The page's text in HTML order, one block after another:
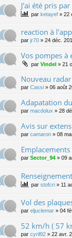
J'ai été pris
par ketayef » 22
reaction à
par jr70 » 24 déc.
Vos pompes à
par Vindel » 21
Nouveau
par Cassi » 06 août
Adapatation
par macdolux » 28
Avis sur
par camaron » 08
par Sector_94 » 09
par stofcri » 11
Vol des
par eljuclemar » 04
52 km/h ( 57
par cyril92 » 22 avr.